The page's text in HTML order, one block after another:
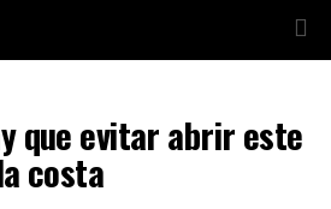
que evitar abrir este
costa